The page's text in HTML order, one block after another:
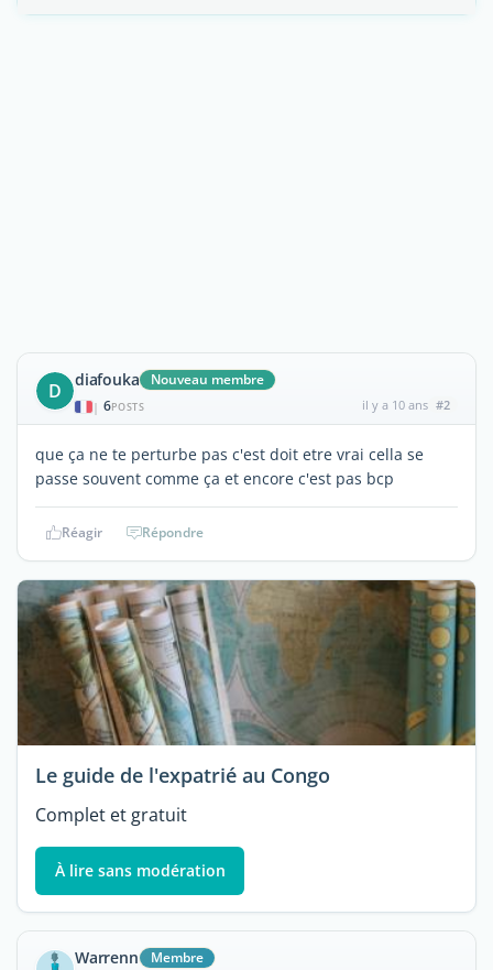
D diafouka Nouveau membre
| 6POSTS il y a 10 ans #2
que ça ne te perturbe pas c'est doit etre vrai cella se
passe souvent comme ça et encore c'est pas bcp
Réagir Répondre
Le guide de l'expatrié au Congo
Complet et gratuit
À lire sans modération
Warrenn Membre